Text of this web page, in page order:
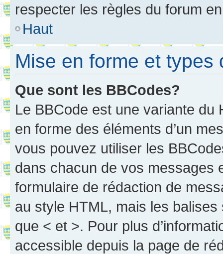
respecter les règles du forum
Haut
Mise en forme et types
Que sont les BBCodes?
Le BBCode est une variante du
en forme des éléments d’un
vous pouvez utiliser les
dans chacun de vos messages
formulaire de rédaction de
au style HTML, mais les
que < et >. Pour plus
accessible depuis la page de